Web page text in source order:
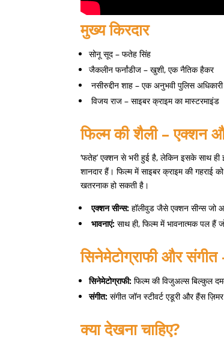
मुख्य किरदार
सोनू सूद – फतेह सिंह
जैकलीन फर्नांडीज – खुशी, एक नैतिक हैकर
नसीरुद्दीन शाह – एक अनुभवी पुलिस अधिकारी
विजय राज – साइबर क्राइम का मास्टरमाइंड
फिल्म की शैली – एक्शन
‘फतेह’ एक्शन से भरी हुई है, लेकिन इसके साथ
शानदार हैं। फिल्म में साइबर क्राइम की गहराई
खतरनाक हो सकती है।
एक्शन सीन्स: हॉलीवुड जैसे एक्शन सीन्स जो
भावनाएं: साथ ही, फिल्म में भावनात्मक पल
सिनेमेटोग्राफी और
सिनेमेटोग्राफी: फिल्म की विजुअल्स बिल्कुल
संगीत: संगीत जॉन स्टीवर्ट एडूरी और हैंस
क्या देखना चाहिए?